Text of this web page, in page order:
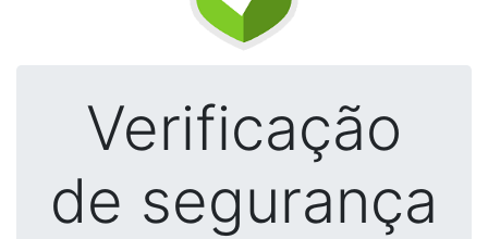
Verificação
de segurança